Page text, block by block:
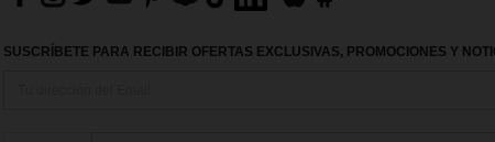
SUSCRÍBETE PARA RECIBIR OFERTAS EXCLUSIVAS, PROMOCIONES Y